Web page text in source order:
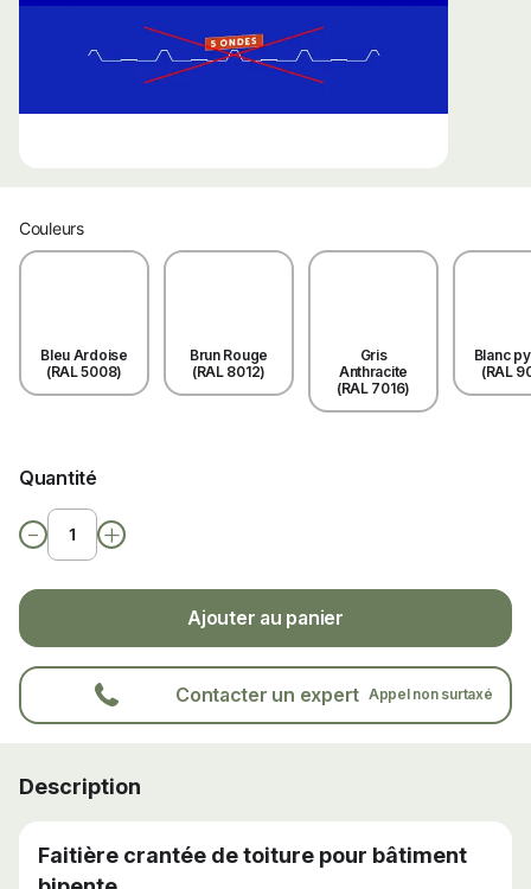
Couleurs
Bleu Ardoise
(RAL 5008)
Brun Rouge
(RAL 8012)
Gris
Anthracite
(RAL 7016)
Blanc
(RAL
Quantité
- +
Contacter un expert Appel non surtaxé
Ajouter au panier
Description
Faitière crantée detoiture pour bâtiment